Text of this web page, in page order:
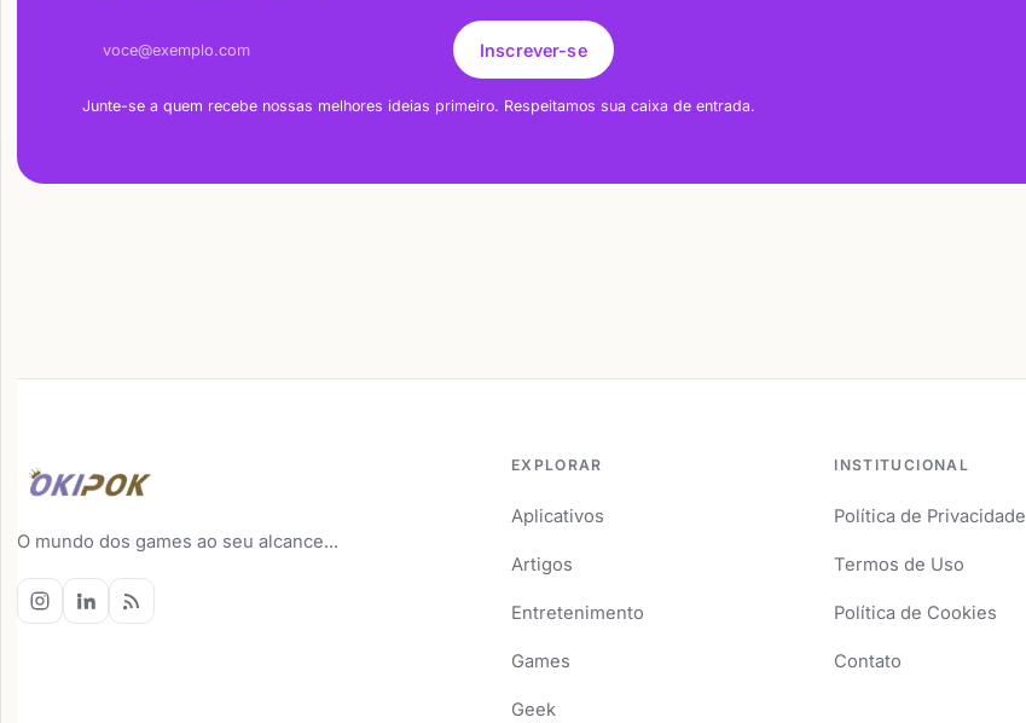
Inscrever-se
Junte-se a quem recebe nossas melhores ideias primeiro. Respeitamos sua caixa de entrada.
O mundo dos games ao seu alcance...
EXPLORAR
Aplicativos
Artigos
Entretenimento
Games
Geek
INSTITUCIONAL
Política de Privacidade
Termos de Uso
Política de Cookies
Contato